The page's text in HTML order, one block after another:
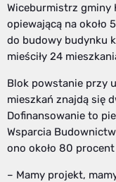
Wiceburmistrz gminy
opiewającą na około
do budowy budynku
mieściły 24
Blok powstanie przy
mieszkań znajdą się
Dofinansowanie to
Wsparcia
ono około 80
– Mamy projekt,